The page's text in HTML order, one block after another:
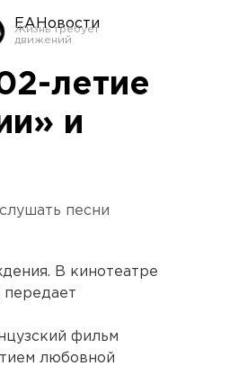
ЕАНовости
летие
и
песни
В кинотеатре
передает
фильм
любовной